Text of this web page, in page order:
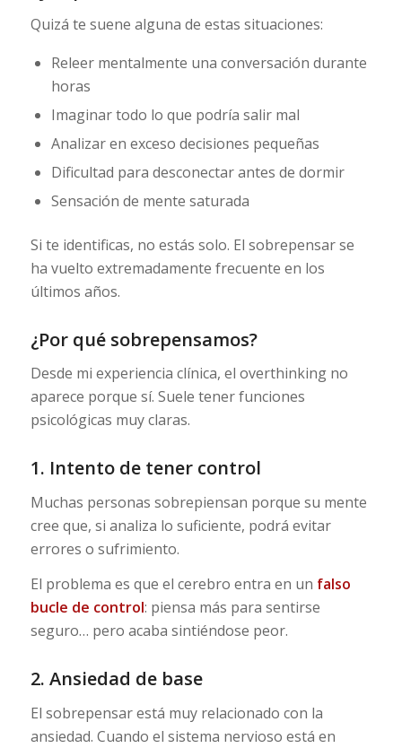
Quizá te suene alguna de estas situaciones:
Releer mentalmente una conversación durante
horas
Imaginar todo lo que podría salir mal
Analizar en exceso decisiones pequeñas
Dificultad para desconectar antes de dormir
Sensación de mente saturada
Si te identificas, no estás solo. El sobrepensar se
ha vuelto extremadamente frecuente en los
últimos años.
¿Por qué sobrepensamos?
Desde mi experiencia clínica, el overthinking no
aparece porque sí. Suele tener funciones
psicológicas muy claras.
1. Intento de tener control
Muchas personas sobrepiensan porque su mente
cree que, si analiza lo suficiente, podrá evitar
errores o sufrimiento.
El problema es que el cerebro entra en un falso
bucle de control: piensa más para sentirse
seguro… pero acaba sintiéndose peor.
2. Ansiedad de base
El sobrepensar está muy relacionado con la
ansiedad. Cuando el sistema nervioso está en